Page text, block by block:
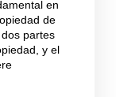
en
de
partes
y el